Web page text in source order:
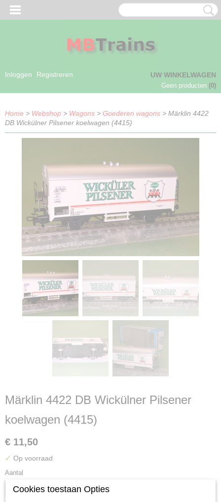
Inloggen Registreren UW WINKELWAGEN
Geen producten (0)
Home > Webshop > Wagons > Goederen wagons > Märklin 4422
DB Wickülner Pilsener koelwagen (4415)
Märklin 4422 DB Wickülner Pilsener
koelwagen (4415)
€ 11,50
✓ Op voorraad
Aantal
Cookies toestaan Opties